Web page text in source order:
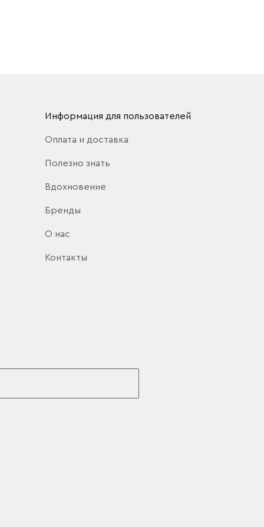
Информация для пользователей
Оплата и доставка
Полезно знать
Вдохновение
Бренды
О нас
Контакты